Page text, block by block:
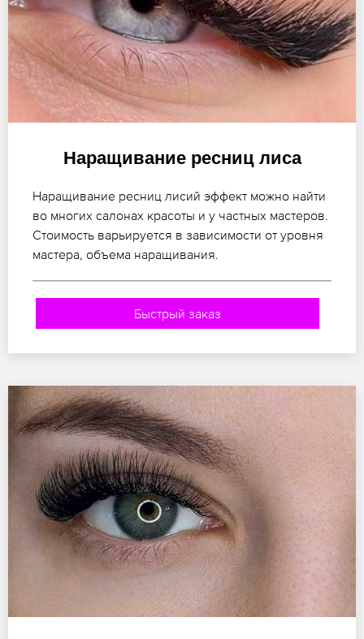
Наращивание ресниц лиса
Наращивание ресниц лисий эффект можно найти
во многих салонах красоты и у частных мастеров.
Стоимость варьируется в зависимости от уровня
мастера, объема наращивания.
Быстрый заказ